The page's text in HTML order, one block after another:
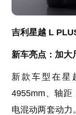
吉利星越 L
新车亮点：加大
新款车型在星
4955mm、轴距
电混动两套动